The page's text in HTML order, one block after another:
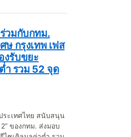
วมกับกทม.
ษ กรุงเทพ เฟส
งรับขยะ
ำ รวม 52 จุด
ระเทศไทย สนับสนุน
ของกทม. ส่งมอบ